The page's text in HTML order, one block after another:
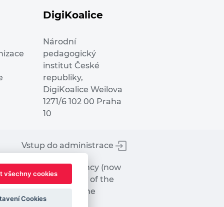
DigiKoalice
Národní
pedagogický
institut České
republiky,
DigiKoalice Weilova
1271/6 102 00 Praha
10
Vstup do administrace
Executive Agency (now
represent the view of the
may be made of the
všechny cookies
Cookies